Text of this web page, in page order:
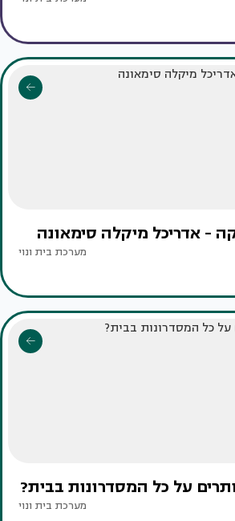
- אדריכל מיקלה סימאונה
מערכת בית ונוי
על כל המסדרונות בבית?
מערכת בית ונוי